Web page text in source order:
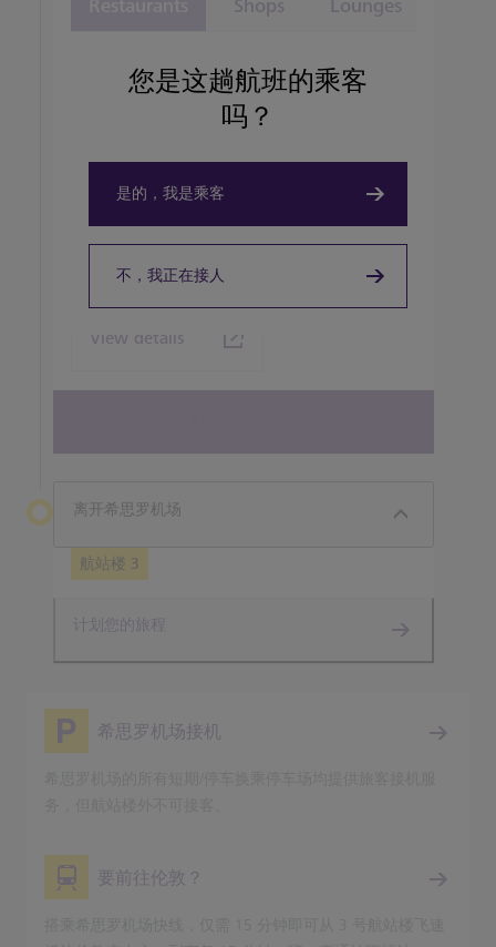
Shops Lounges
view menus or pre-order.
TAKEOUT, COFFEEHOUSE AND CAFÉ
Caffè Nero
View details
离开希思罗机场
航站楼 3
计划您的旅程
希思罗机场接机
要前往伦敦？
您是这趟航班的乘客
吗？
是的，我是乘客
不，我正在接人